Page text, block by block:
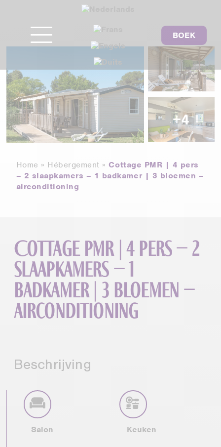
BOEK
+4
Home » Hébergement »Cottage PMR | 4 pers
– 2 slaapkamers – 1 badkamer | 3 bloemen –
airconditioning
Cottage PMR | 4 pers – 2
slaapkamers – 1
badkamer | 3 bloemen –
airconditioning
Beschrijving
Salon Keuken